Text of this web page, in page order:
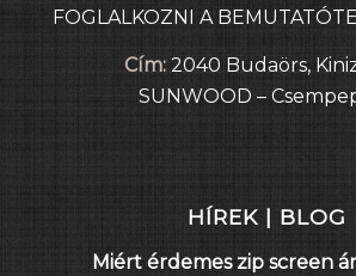
FOGLALKOZNI A
Cím:2040 Budaörs,
SUNWOOD –
HÍREK | BLOG
Miért érdemes zip screen